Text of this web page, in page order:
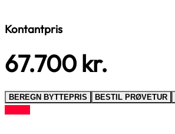
Kontantpris
67.700 kr.
BEREGN BYTTEPRIS BESTIL PRØVETUR